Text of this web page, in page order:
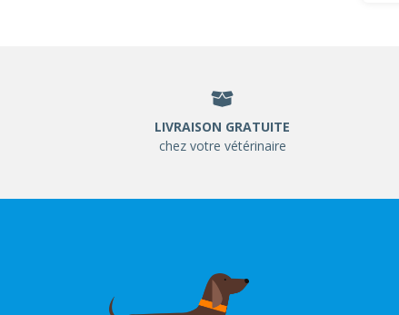
LIVRAISON GRATUITE
chez votre vétérinaire